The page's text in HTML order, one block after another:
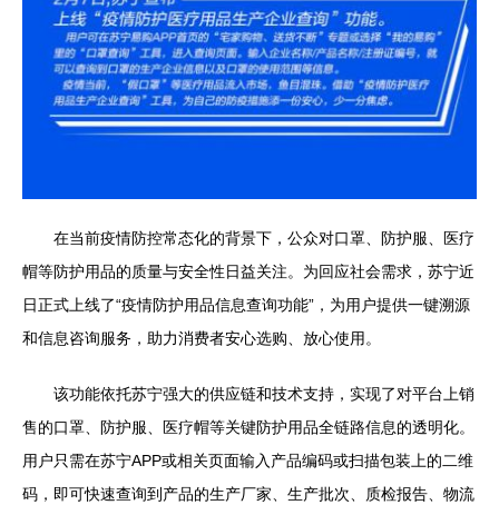
在当前疫情防控常态化的背景下，公众对口罩、防护服、医疗
帽等防护用品的质量与安全性日益关注。为回应社会需求，苏宁近
日正式上线了“疫情防护用品信息查询功能”，为用户提供一键溯源
和信息咨询服务，助力消费者安心选购、放心使用。
该功能依托苏宁强大的供应链和技术支持，实现了对平台上销
售的口罩、防护服、医疗帽等关键防护用品全链路信息的透明化。
用户只需在苏宁APP或相关页面输入产品编码或扫描包装上的二维
码，即可快速查询到产品的生产厂家、生产批次、质检报告、物流